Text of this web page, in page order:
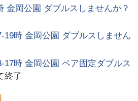
金岡公園 ダブルスしませんか？
19時 金岡公園 ダブルスしません
17時 金岡公園 ペア固定ダブルス
終了